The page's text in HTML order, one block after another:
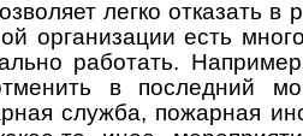
легко отказать в
организации есть
работать.
в последний
служба, пожарная